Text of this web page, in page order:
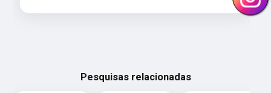
Pesquisas relacionadas